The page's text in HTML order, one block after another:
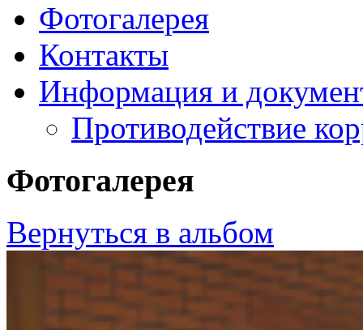
Фотогалерея
Контакты
Информация и
Противодействие
Фотогалерея
Вернуться в альбом